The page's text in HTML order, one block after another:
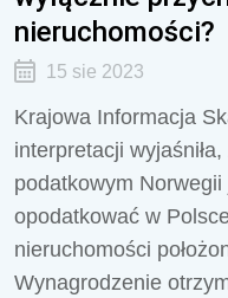
nieruchomości?
15 sie 2023
Krajowa Informacja
interpretacji
podatkowym
opodatkować w
nieruchomości
Wynagrodzenie